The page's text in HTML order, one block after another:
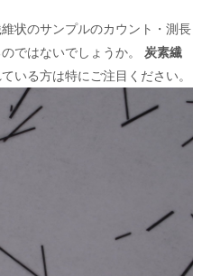
状のサンプルのカウント・測長
ではないでしょうか。 炭素繊
いる方は特にご注目ください。